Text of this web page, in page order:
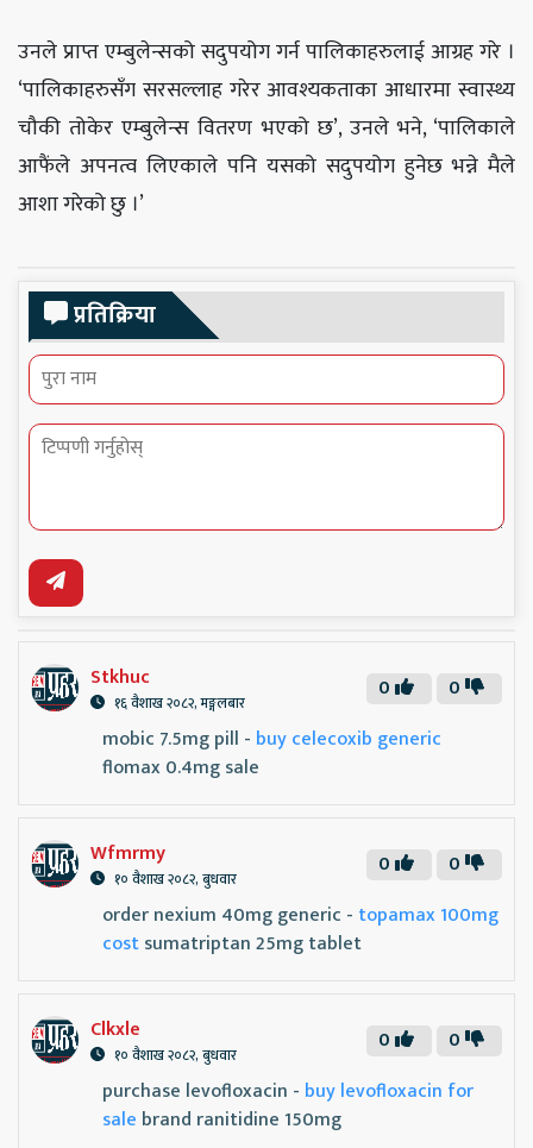
उनले प्राप्त एम्बुलेन्सको सदुपयोग गर्न पालिकाहरुलाई आग्रह गरे ।
‘पालिकाहरुसँग सरसल्लाह गरेर आवश्यकताका आधारमा स्वास्थ्य
चौकी तोकेर एम्बुलेन्स वितरण भएको छ’, उनले भने, ‘पालिकाले
आफैंले अपनत्व लिएकाले पनि यसको सदुपयोग हुनेछ भन्ने मैले
आशा गरेको छु ।’
प्रतिक्रिया
Stkhuc
१६ वैशाख २०८२, मङ्गलबार 0
0
mobic 7.5mg pill - buy celecoxib generic
flomax 0.4mg sale
Wfmrmy
१० वैशाख २०८२, बुधवार 0
0
order nexium 40mg generic - topamax 100mg
costsumatriptan 25mg tablet
Clkxle
१० वैशाख २०८२, बुधवार 0
0
purchase levofloxacin - buy levofloxacin for
sale brand ranitidine 150mg